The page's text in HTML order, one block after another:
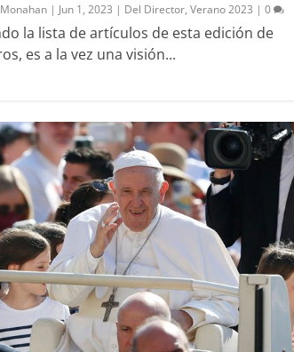
| Jun 1, 2023 | Del Director, Verano 2023 | 0
la lista de artículos de esta edición de
es a la vez una visión...